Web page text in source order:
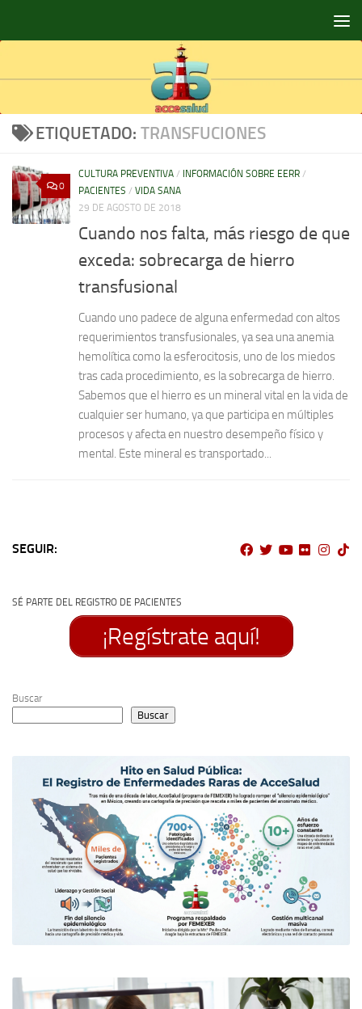
ETIQUETADO: TRANSFUCIONES
0
CULTURA PREVENTIVA / INFORMACIÓN SOBRE EERR /
PACIENTES / VIDA SANA
29 DE AGOSTO DE 2018
Cuando nos falta, más riesgo de que
exceda: sobrecarga de hierro
transfusional
Cuando uno padece de alguna enfermedad con altos
requerimientos transfusionales, ya sea una anemia
hemolítica como la esferocitosis, uno de los miedos
tras cada procedimiento, es la sobrecarga de hierro.
Sabemos que el hierro es un mineral vital en la vida de
cualquier ser humano, ya que participa en múltiples
procesos y afecta en nuestro desempeño físico y
mental. Este mineral es transportado...
SEGUIR:
SÉ PARTE DEL REGISTRO DE PACIENTES
¡Regístrate aquí!
Buscar
Buscar